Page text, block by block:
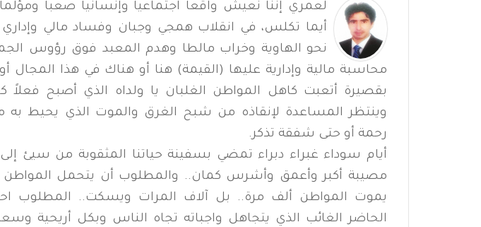
لعمري إننا نعيش واقعاً اجتماعياً وإنسانياً صعباً
أيما تكلس، في انقلاب همجي وجبان وفساد مالي وإداري
نحو الهاوية وخراب مالطا وهدم المعبد فوق رؤوس
محاسبة مالية وإدارية عليها (القيمة) هنا أو هناك في هذا المجال
بقصيرة أتعبت كاهل المواطن الغلبان يا ولداه الذي أصبح
وينتظر المساعدة لإنقاذه من شبح الغرق والموت الذي يحيط
رحمة أو حتى شفقة تذكر.
أيام سوداء غبراء دبراء تمضي بسفينة حياتنا المثقوبة من سيئ
مصيبة أكبر وأعمق وأشرس كمان.. والمطلوب أن يتحمل
يموت المواطن ألف مرة.. بل آلاف المرات ويسكت.. المطلوب
الحاضر الغائب الذي يتجاهل واجباته تجاه الناس وبكل أريحية